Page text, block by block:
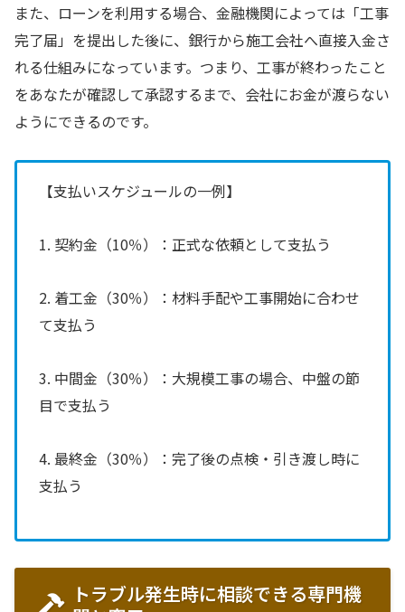
また、ローンを利用する場合、金融機関によっては「工事
完了届」を提出した後に、銀行から施工会社へ直接入金さ
れる仕組みになっています。つまり、工事が終わったこと
をあなたが確認して承認するまで、会社にお金が渡らない
ようにできるのです。
【支払いスケジュールの一例】
1. 契約金（10％）：正式な依頼として支払う
2. 着工金（30％）：材料手配や工事開始に合わせ
て支払う
3. 中間金（30％）：大規模工事の場合、中盤の節
目で支払う
4. 最終金（30％）：完了後の点検・引き渡し時に
支払う
トラブル発生時に相談できる専門機